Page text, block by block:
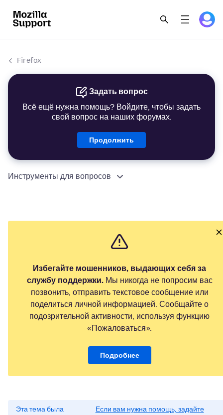
Firefox
Задать вопрос
Всё ещё нужна помощь? Войдите, чтобы задать
свой вопрос на наших форумах.
Продолжить
Инструменты для вопросов
Избегайте мошенников, выдающих себя за
службу поддержки.Мы никогда не попросим вас
позвонить, отправить текстовое сообщение или
поделиться личной информацией. Сообщайте о
подозрительной активности, используя функцию
«Пожаловаться».
Подробнее
Эта тема была
Если вам нужна помощь, задайте